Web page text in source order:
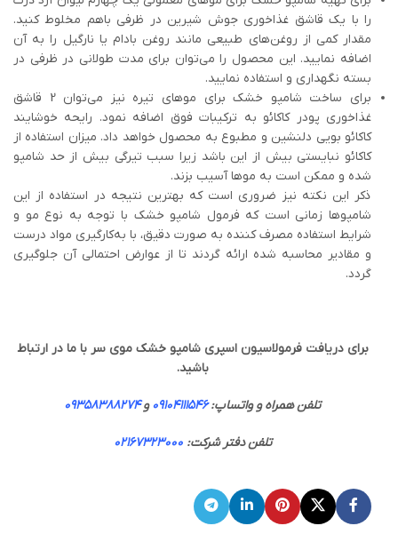
را با یک قاشق غذاخوری جوش شیرین در ظرفی باهم مخلوط کنید.
مقدار کمی از روغن‌های طبیعی مانند روغن بادام یا نارگیل را به آن
اضافه نمایید. این محصول را می‌توان برای مدت طولانی در ظرفی در
بسته نگهداری و استفاده نمایید.
برای ساخت شامپو خشک برای موهای تیره نیز می‌توان 2 قاشق
غذاخوری پودر کاکائو به ترکیبات فوق اضافه نمود. رایحه خوشایند
کاکائو بویی دلنشین و مطبوع به محصول خواهد داد. میزان استفاده از
کاکائو نبایستی بیش از این باشد زیرا سبب تیرگی بیش از حد شامپو
شده و ممکن است به موها آسیب بزند.
ذکر این نکته نیز ضروری است که بهترین نتیجه در استفاده از این
شامپوها زمانی است که فرمول شامپو خشک با توجه به نوع مو و
شرایط استفاده مصرف کننده به صورت دقیق، با به‌کارگیری مواد درست
و مقادیر محاسبه شده ارائه گردند تا از عوارض احتمالی آن جلوگیری
گردد.
برای دریافت فرمولاسیون اسپری شامپو خشک موی سر با ما در ارتباط
باشید.
تلفن همراه و واتساپ:09104111546 و09358388274
تلفن دفتر شرکت: 02167323000